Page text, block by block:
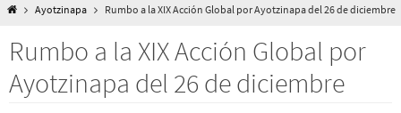
InicioAyotzinapa Rumbo a la XIX Acción Global por Ayotzinapa del 26 de diciembre
Rumbo a la XIX Acción Global por
Ayotzinapa del 26 de diciembre